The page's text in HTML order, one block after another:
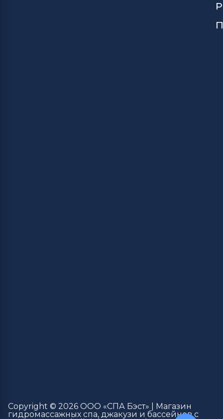
Copyright © 2026 ООО «СПА Бэст» | Магазин
гидромассажных спа, джакузи и бассейнов с